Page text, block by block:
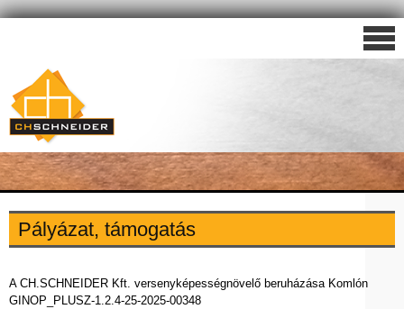
Pályázat, támogatás
A CH.SCHNEIDER Kft. versenyképességnövelő beruházása Komlón
GINOP_PLUSZ-1.2.4-25-2025-00348